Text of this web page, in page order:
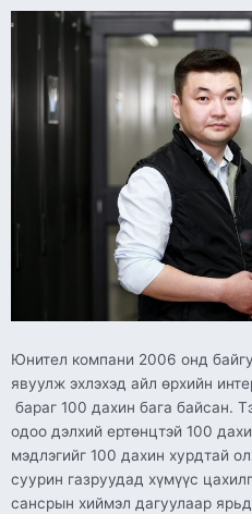
Юнител компани 2006 онд
явуулж эхлэхэд айл өрхийн
бараг 100 дахин бага байсан.
одоо дэлхий ертөнцтэй 100
мэдлэгийг 100 дахин хурдтай
суурин газруудад хүмүүс
сансрын хиймэл дагуулаар